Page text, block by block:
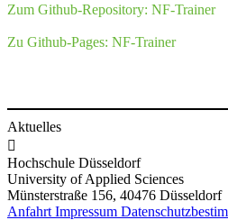
Zum Github-Repository: ​NF-Trainer
Zu Github-​Pages: N​F-Trainer
Aktuelles

Hochschule Düsseldorf
University of Applied Sciences
Münsterstraße 156, 40476 Düsseldorf
Anfahrt Impressum